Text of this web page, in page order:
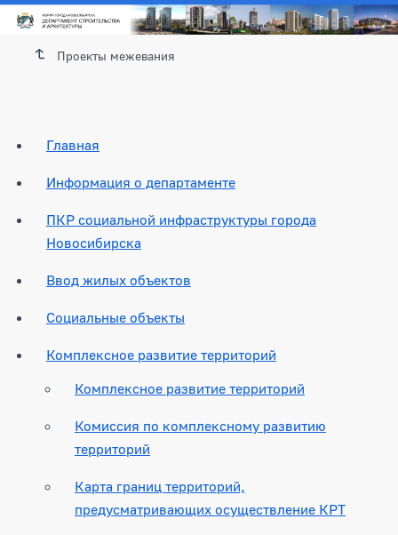
Проекты межевания
Главная
Информация о департаменте
ПКР социальной инфраструктуры города
Новосибирска
Ввод жилых объектов
Социальные объекты
Комплексное развитие территорий
Комплексное развитие территорий
Комиссия по комплексному развитию
территорий
Карта границ территорий,
предусматривающих осуществление КРТ